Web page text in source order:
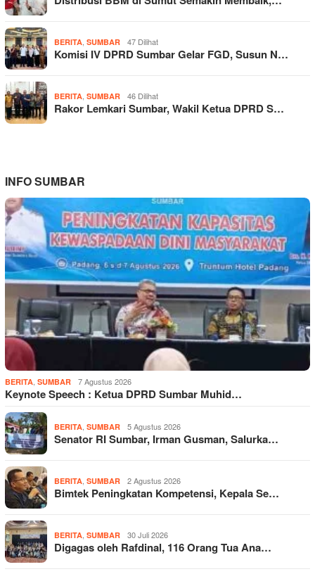
BERITA SUMBAR 47 Dilihat
Komisi IV DPRD Sumbar Gelar FGD, Susun N…
BERITA SUMBAR 46 Dilihat
Rakor Lemkari Sumbar, Wakil Ketua DPRD S…
INFO SUMBAR
BERITA SUMBAR 7 Agustus 2026
Keynote Speech : Ketua DPRD Sumbar Muhid…
BERITA SUMBAR 5 Agustus 2026
Senator RI Sumbar, Irman Gusman, Salurka…
BERITA SUMBAR 2 Agustus 2026
Bimtek Peningkatan Kompetensi, Kepala Se…
BERITA SUMBAR 30 Juli 2026
Digagas oleh Rafdinal, 116 Orang Tua Ana…